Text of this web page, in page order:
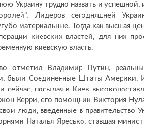
Украину трудно назвать и
Лидеров сегодняшней
материальные. Тогда как высшая
киевских властей, для них
киевскую власть.
отметил Владимир Путин,
были Соединенные Штаты Америки.
сейчас, посылая в Киев
Керри, его помощник Виктория
люди, введенные в правительство
Наталья Яресько, ставшая